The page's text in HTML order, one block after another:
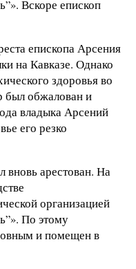
Вскоре епископ
епископа Арсения
на Кавказе. Однако
здоровья во
был обжалован и
владыка Арсений
его резко
вновь арестован. На
организацией
По этому
и помещен в